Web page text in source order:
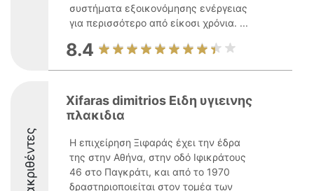
συστήματα εξοικονόμησης ενέργειας
για περισσότερο από είκοσι χρόνια. ...
8.4
Διακριθέντες
Xifaras dimitrios Ειδη υγιεινης
πλακιδια
Η επιχείρηση Ξιφαράς έχει την έδρα
της στην Αθήνα, στην οδό Ιφικράτους
46 στο Παγκράτι, και από το 1970
δραστηριοποιείται στον τομέα των